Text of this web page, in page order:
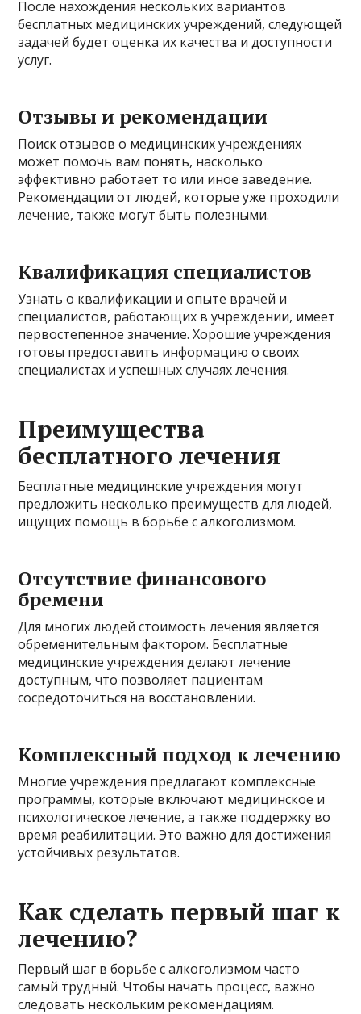
После нахождения нескольких вариантов
бесплатных медицинских учреждений, следующей
задачей будет оценка их качества и доступности
услуг.
Отзывы и рекомендации
Поиск отзывов о медицинских учреждениях
может помочь вам понять, насколько
эффективно работает то или иное заведение.
Рекомендации от людей, которые уже проходили
лечение, также могут быть полезными.
Квалификация специалистов
Узнать о квалификации и опыте врачей и
специалистов, работающих в учреждении, имеет
первостепенное значение. Хорошие учреждения
готовы предоставить информацию о своих
специалистах и успешных случаях лечения.
Преимущества
бесплатного лечения
Бесплатные медицинские учреждения могут
предложить несколько преимуществ для людей,
ищущих помощь в борьбе с алкоголизмом.
Отсутствие финансового
бремени
Для многих людей стоимость лечения является
обременительным фактором. Бесплатные
медицинские учреждения делают лечение
доступным, что позволяет пациентам
сосредоточиться на восстановлении.
Комплексный подход к лечению
Многие учреждения предлагают комплексные
программы, которые включают медицинское и
психологическое лечение, а также поддержку во
время реабилитации. Это важно для достижения
устойчивых результатов.
Как сделать первый шаг к
лечению?
Первый шаг в борьбе с алкоголизмом часто
самый трудный. Чтобы начать процесс, важно
следовать нескольким рекомендациям.